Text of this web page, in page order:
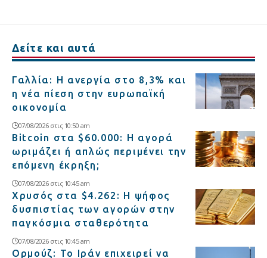
Δείτε και αυτά
Γαλλία: Η ανεργία στο 8,3% και
η νέα πίεση στην ευρωπαϊκή
οικονομία
07/08/2026 στις 10:50 am
Bitcoin στα $60.000: Η αγορά
ωριμάζει ή απλώς περιμένει την
επόμενη έκρηξη;
07/08/2026 στις 10:45 am
Χρυσός στα $4.262: Η ψήφος
δυσπιστίας των αγορών στην
παγκόσμια σταθερότητα
07/08/2026 στις 10:45 am
Ορμούζ: Το Ιράν επιχειρεί να